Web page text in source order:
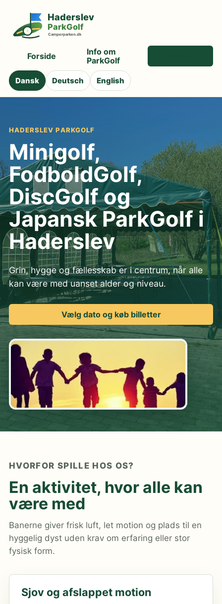
Forside
Info om
ParkGolf
Dansk Deutsch English
HADERSLEV PARKGOLF
Minigolf,
FodboldGolf,
DiscGolf og
Japansk ParkGolf i
Haderslev
Grin, hygge og fællesskab er i centrum, når alle
kan være med uanset alder og niveau.
Vælg dato og køb billetter
HVORFOR SPILLE HOS OS?
En aktivitet, hvor alle kan
være med
Banerne giver frisk luft, let motion og plads til en
hyggelig dyst uden krav om erfaring eller stor
fysisk form.
Sjov og afslappet motion